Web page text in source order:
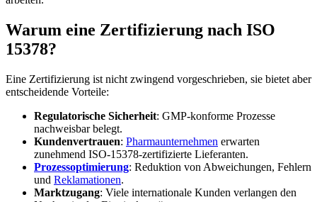
Warum eine Zertifizierung nach ISO
15378?
Eine Zertifizierung ist nicht zwingend vorgeschrieben, sie bietet aber
entscheidende Vorteile:
Regulatorische Sicherheit: GMP-konforme Prozesse
nachweisbar belegt.
Kundenvertrauen: Pharmaunternehmen erwarten
zunehmend ISO-15378-zertifizierte Lieferanten.
Prozessoptimierung: Reduktion von Abweichungen, Fehlern
und Reklamationen.
Marktzugang: Viele internationale Kunden verlangen den